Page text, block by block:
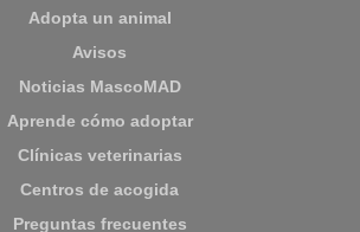
Adopta un animal
Avisos
Noticias MascoMAD
Aprende cómo adoptar
Clínicas veterinarias
Centros de acogida
Preguntas frecuentes